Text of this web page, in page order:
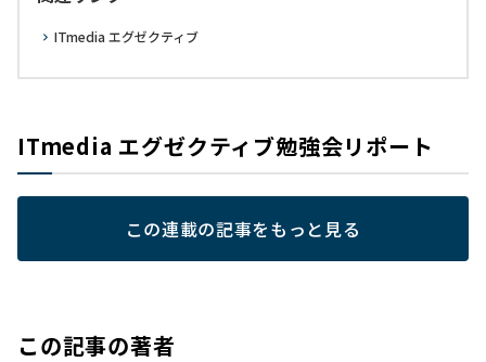
ITmedia エグゼクティブ
ITmedia エグゼクティブ勉強会リポート
この連載の記事をもっと見る
この記事の著者